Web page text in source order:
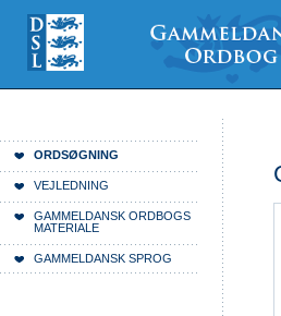
indhold
Videre
værktøjer
ORDSØGNING
VEJLEDNING
GAMMELDANSK ORDBOGS
MATERIALE
GAMMELDANSK SPROG